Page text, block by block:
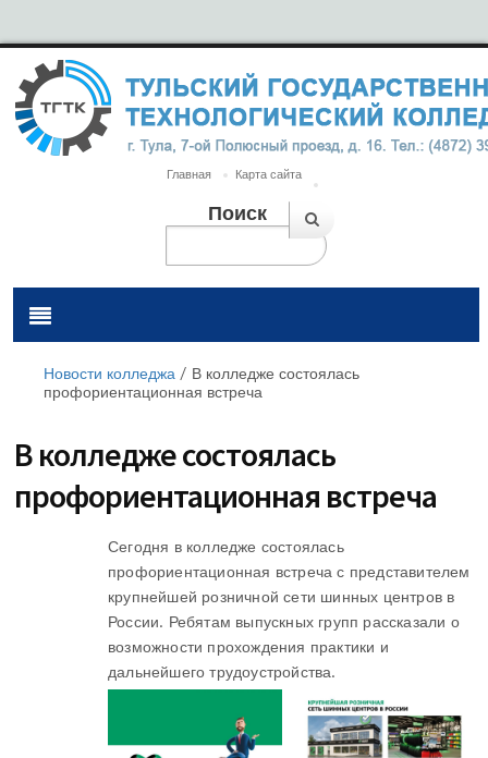
Главная Карта сайта
Поиск
Новости колледжа / В колледже состоялась
профориентационная встреча
В колледже состоялась
профориентационная встреча
Сегодня в колледже состоялась
профориентационная встреча с представителем
крупнейшей розничной сети шинных центров в
России. Ребятам выпускных групп рассказали о
возможности прохождения практики и
дальнейшего трудоустройства.